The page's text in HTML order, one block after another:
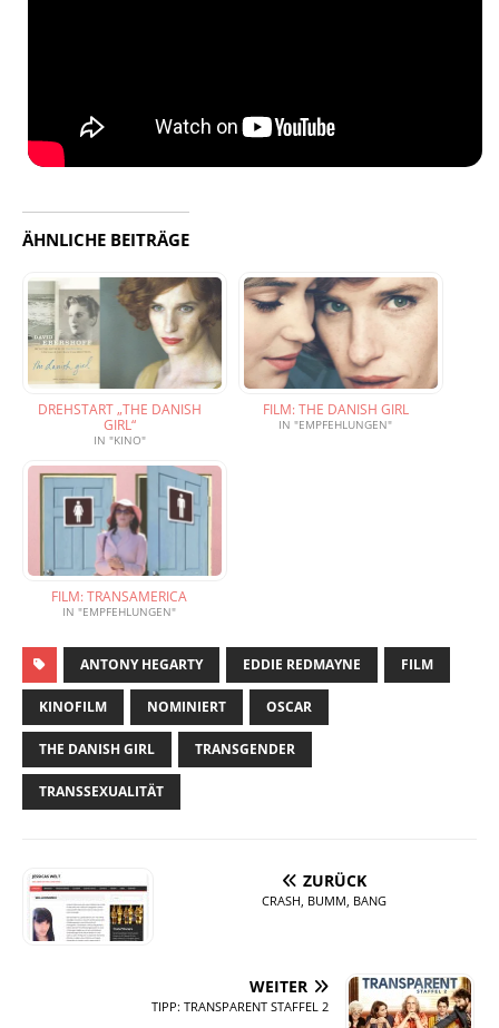
ÄHNLICHE BEITRÄGE
DREHSTART „THE DANISH
GIRL“
IN "KINO"
FILM: THE DANISH GIRL
IN "EMPFEHLUNGEN"
FILM: TRANSAMERICA
IN "EMPFEHLUNGEN"
ANTONY HEGARTY EDDIE REDMAYNE FILM
KINOFILM NOMINIERT OSCAR
THE DANISH GIRL TRANSGENDER
TRANSSEXUALITÄT
ZURÜCK
CRASH, BUMM, BANG
WEITER
TIPP: TRANSPARENT STAFFEL 2